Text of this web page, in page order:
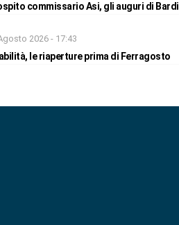
commissario Asi, gli auguri di Bardi
2026 - 17:43
le riaperture prima di Ferragosto